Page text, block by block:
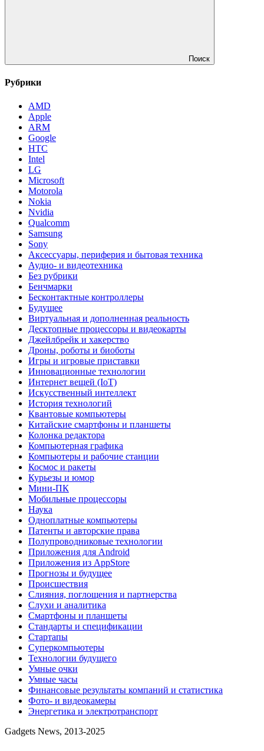
Поиск
Рубрики
AMD
Apple
ARM
Google
HTC
Intel
LG
Microsoft
Motorola
Nokia
Nvidia
Qualcomm
Samsung
Sony
Аксессуары, периферия и бытовая техника
Аудио- и видеотехника
Без рубрики
Бенчмарки
Бесконтактные контроллеры
Будущее
Виртуальная и дополненная реальность
Десктопные процессоры и видеокарты
Джейлбрейк и хакерство
Дроны, роботы и биоботы
Игры и игровые приставки
Инновационные технологии
Интернет вещей (IoT)
Искусственный интеллект
История технологий
Квантовые компьютеры
Китайские смартфоны и планшеты
Колонка редактора
Компьютерная графика
Компьютеры и рабочие станции
Космос и ракеты
Курьезы и юмор
Мини-ПК
Мобильные процессоры
Наука
Одноплатные компьютеры
Патенты и авторские права
Полупроводниковые технологии
Приложения для Android
Приложения из AppStore
Прогнозы и будущее
Происшествия
Слияния, поглощения и партнерства
Слухи и аналитика
Смартфоны и планшеты
Стандарты и спецификации
Стартапы
Суперкомпьютеры
Технологии будущего
Умные очки
Умные часы
Финансовые результаты компаний и статистика
Фото- и видеокамеры
Энергетика и электротранспорт
Gadgets News, 2013-2025